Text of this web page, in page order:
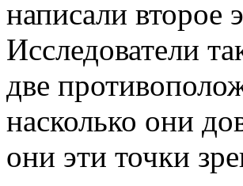
написали второе
Исследователи
две
насколько они
они эти точки